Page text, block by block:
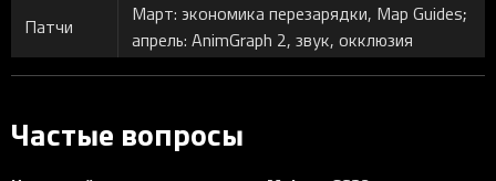
Патчи
Март: экономика перезарядки, Map Guides;
апрель: AnimGraph 2, звук, окклюзия
Частые вопросы